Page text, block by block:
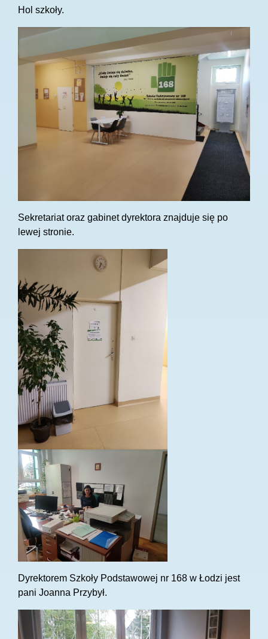
Hol szkoły.
Sekretariat oraz gabinet dyrektora znajduje się po
lewej stronie.
Dyrektorem Szkoły Podstawowej nr 168 w Łodzi jest
pani Joanna Przybył.